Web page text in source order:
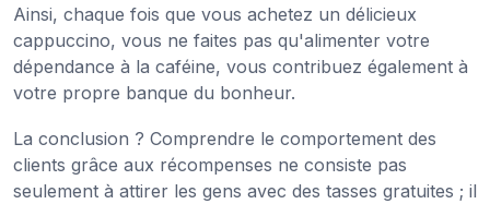
Ainsi, chaque fois que vous achetez un délicieux
cappuccino, vous ne faites pas qu'alimenter votre
dépendance à la caféine, vous contribuez également à
votre propre banque du bonheur.
La conclusion ? Comprendre le comportement des
clients grâce aux récompenses ne consiste pas
seulement à attirer les gens avec des tasses gratuites ; il